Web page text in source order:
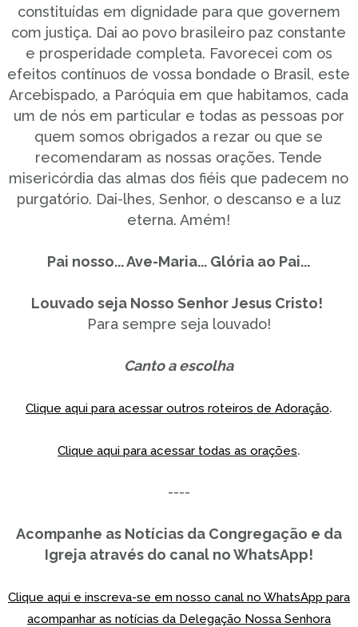
constituídas em dignidade para que governem
com justiça. Dai ao povo brasileiro paz constante
e prosperidade completa. Favorecei com os
efeitos contínuos de vossa bondade o Brasil, este
Arcebispado, a Paróquia em que habitamos, cada
um de nós em particular e todas as pessoas por
quem somos obrigados a rezar ou que se
recomendaram as nossas orações. Tende
misericórdia das almas dos fiéis que padecem no
purgatório. Dai-lhes, Senhor, o descanso e a luz
eterna. Amém!
Pai nosso... Ave-Maria... Glória ao Pai...
Louvado seja Nosso Senhor Jesus Cristo!
Para sempre seja louvado!
Canto a escolha
Clique aqui para acessar outros roteiros de Adoração.
Clique aqui para acessar todas as orações.
----
Acompanhe as Notícias da Congregação e da
Igreja através do canal no WhatsApp!
Clique aqui e inscreva-se em nosso canal no WhatsApp para
acompanhar as notícias da Delegação Nossa Senhora